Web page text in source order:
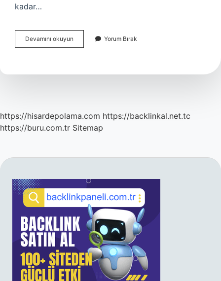
kadar…
Devamını okuyun
Saç
Mu
Yorum Bırak
https://hisardepolama.com https://backlinkal.net.tc
https://buru.com.tr Sitemap
SIDEBAR